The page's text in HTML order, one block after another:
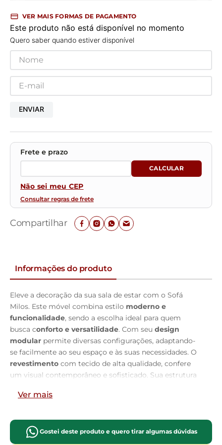
VER MAIS FORMAS DE PAGAMENTO
Este produto não está disponível no momento
Quero saber quando estiver disponível
ENVIAR
Não sei meu CEP
Consultar regras de frete
Compartilhar
Informações do produto
Eleve a decoração da sua sala de estar com o Sofá
Milos. Este móvel combina estilo moderno e
funcionalidade, sendo a escolha ideal para quem
busca conforto e versatilidade. Com seu design
modular permite diversas configurações, adaptando-
se facilmente ao seu espaço e às suas necessidades. O
revestimento com tecido de alta qualidade, confere
um visual contemporâneo e sofisticado. Sua estrutura
garante resistência e longa vida útil do móvel.
siliconadas e manta acrílica, proporcionam máximo
conforto e suporte. Assentos confeccionados com
Ver mais
Gostei deste produto e quero tirar algumas dúvidas